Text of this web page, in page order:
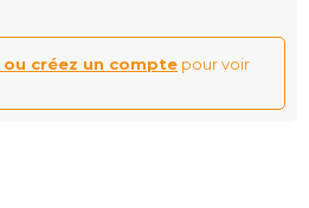
créez un compte pour voir